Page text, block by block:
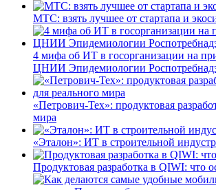
МТС: взять лучшее от стартапа и
4 мифа об ИТ в госорганизации на
ЦНИИ Эпидемиологии
«Петрович-Тех»: продуктовая
мира
«Эталон»: ИТ в строительной
Продуктовая разработка в QIWI: что